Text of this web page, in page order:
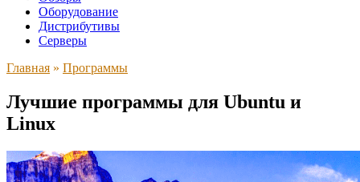
Оборудование
Дистрибутивы
Серверы
Главная » Программы
Лучшие программы для Ubuntu и
Linux